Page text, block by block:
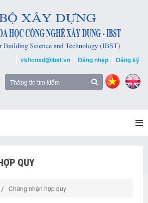
vkhcnxd@ibst.vn Đăng nhập Đăng ký
QUY
Chứng nhận hợp quy